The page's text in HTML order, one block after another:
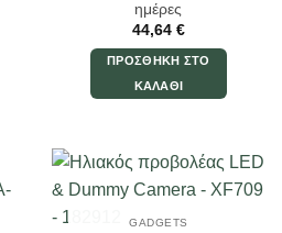
ημέρες
44,64 €
ΠΡΟΣΘΉΚΗ ΣΤΟ
ΚΑΛΆΘΙ
GADGETS